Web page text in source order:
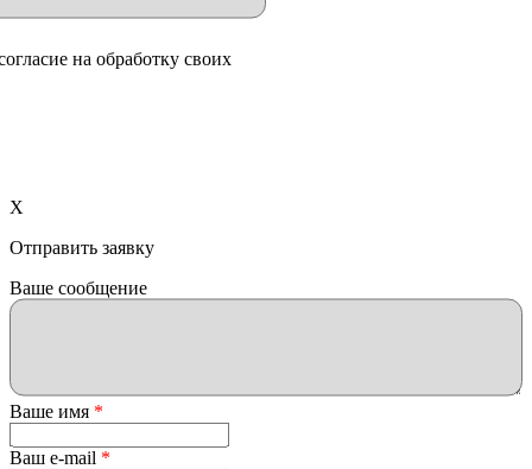
на обработку своих
X
Отправить заявку
Ваше сообщение
Ваше имя *
Ваш e-mail *